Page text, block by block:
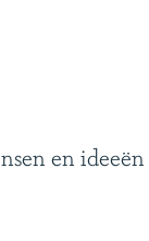
en ideeën